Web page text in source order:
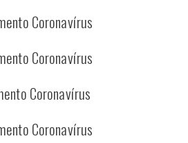
Coronavírus
Coronavírus
Coronavírus
Coronavírus